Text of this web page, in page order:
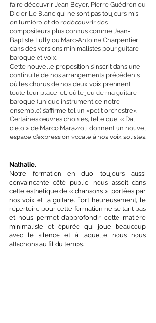
faire découvrir Jean Boyer, Pierre Guédron ou
Didier Le Blanc qui ne sont pas toujours mis
en lumière et de redécouvrir des
compositeurs plus connus comme Jean-
Baptiste Lully ou Marc-Antoine Charpentier
dans des versions minimalistes pour guitare
baroque et voix.
Cette nouvelle proposition s’inscrit dans une
continuité de nos arrangements précédents
où les chorus de nos deux voix prennent
toute leur place, et, où le jeu de ma guitare
baroque (unique instrument de notre
ensemble) s’affirme tel un «petit orchestre».
Certaines œuvres choisies, telle que « Dal
cielo » de Marco Marazzoli donnent un nouvel
espace d’expression vocale à nos voix solistes.
Nathalie.
Notre formation en duo, toujours aussi
convaincante côté public, nous assoit dans
cette esthétique de « chansons », portées par
nos voix et la guitare. Fort heureusement, le
répertoire pour cette formation ne se tarit pas
et nous permet d’approfondir cette matière
minimaliste et épurée qui joue beaucoup
avec le silence et à laquelle nous nous
attachons au fil du temps.